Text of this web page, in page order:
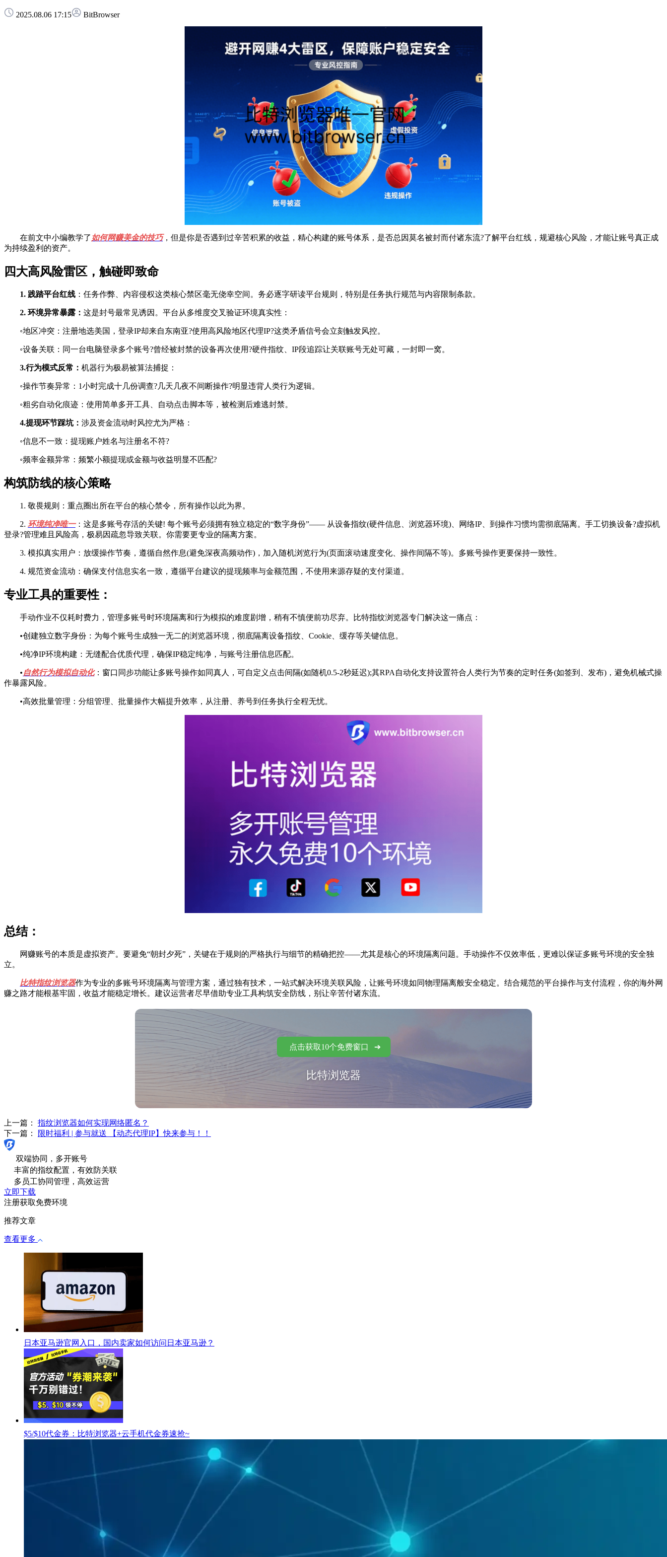
2025.08.06 17:15 BitBrowser
在前文中小编教学了 如何网赚美金的技巧，但是你是否遇到过辛苦积累的收益，精心构建的账号体系，是否总因莫名被封而付诸东流?了解平台红线，规避核心风险，才能让账号真正成
为持续盈利的资产。
四大高风险雷区，触碰即致命
1. 践踏平台红线 ：任务作弊、内容侵权这类核心禁区毫无侥幸空间。务必逐字研读平台规则，特别是任务执行规范与内容限制条款。
2. 环境异常暴露： 这是封号最常见诱因。平台从多维度交叉验证环境真实性：
◦地区冲突：注册地选美国，登录IP却来自东南亚?使用高风险地区代理IP?这类矛盾信号会立刻触发风控。
◦设备关联：同一台电脑登录多个账号?曾经被封禁的设备再次使用?硬件指纹、IP段追踪让关联账号无处可藏，一封即一窝。
3.行为模式反常： 机器行为极易被算法捕捉：
◦操作节奏异常：1小时完成十几份调查?几天几夜不间断操作?明显违背人类行为逻辑。
◦粗劣自动化痕迹：使用简单多开工具、自动点击脚本等，被检测后难逃封禁。
4.提现环节踩坑： 涉及资金流动时风控尤为严格：
◦信息不一致：提现账户姓名与注册名不符?
◦频率金额异常：频繁小额提现或金额与收益明显不匹配?
构筑防线的核心策略
1. 敬畏规则：重点圈出所在平台的核心禁令，所有操作以此为界。
2. 环境纯净唯一：这是多账号存活的关键! 每个账号必须拥有独立稳定的“数字身份”—— 从设备指纹(硬件信息、浏览器环境)、网络IP、到操作习惯均需彻底隔离。手工切换设备?虚拟机
登录?管理难且风险高，极易因疏忽导致关联。你需要更专业的隔离方案。
3. 模拟真实用户：放缓操作节奏，遵循自然作息(避免深夜高频动作)，加入随机浏览行为(页面滚动速度变化、操作间隔不等)。多账号操作更要保持一致性。
4. 规范资金流动：确保支付信息实名一致，遵循平台建议的提现频率与金额范围，不使用来源存疑的支付渠道。
专业工具的重要性：
手动作业不仅耗时费力，管理多账号时环境隔离和行为模拟的难度剧增，稍有不慎便前功尽弃。比特指纹浏览器专门解决这一痛点：
•创建独立数字身份：为每个账号生成独一无二的浏览器环境，彻底隔离设备指纹、Cookie、缓存等关键信息。
•纯净IP环境构建：无缝配合优质代理，确保IP稳定纯净，与账号注册信息匹配。
•自然行为模拟自动化：窗口同步功能让多账号操作如同真人，可自定义点击间隔(如随机0.5-2秒延迟);其RPA自动化支持设置符合人类行为节奏的定时任务(如签到、发布)，避免机械式操
作暴露风险。
•高效批量管理：分组管理、批量操作大幅提升效率，从注册、养号到任务执行全程无忧。
总结：
网赚账号的本质是虚拟资产。要避免“朝封夕死”，关键在于规则的严格执行与细节的精确把控——尤其是核心的环境隔离问题。手动操作不仅效率低，更难以保证多账号环境的安全独
立。
比特指纹浏览器作为专业的多账号环境隔离与管理方案，通过独有技术，一站式解决环境关联风险，让账号环境如同物理隔离般安全稳定。结合规范的平台操作与支付流程，你的海外网
赚之路才能根基牢固，收益才能稳定增长。建议运营者尽早借助专业工具构筑安全防线，别让辛苦付诸东流。
点击获取10个免费窗口
比特浏览器
上一篇： 指纹浏览器如何实现网络匿名？
下一篇：
限时福利 | 参与就送 【动态代理IP】快来参与！！
双端协同，多开账号
丰富的指纹配置，有效防关联
多员工协同管理，高效运营
立即下载
注册获取免费环境
推荐文章
查看更多
日本亚马逊官网入口，国内卖家如何访问日本亚马逊？
$5/$10代金券：比特浏览器+云手机代金券速抢~